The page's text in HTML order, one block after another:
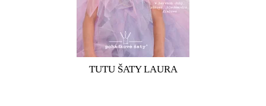
TUTU ŠATY LAURA